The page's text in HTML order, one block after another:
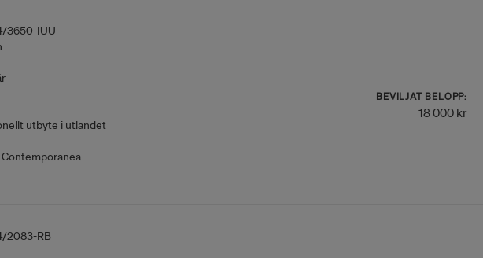
3650-IUU
utbyte i utlandet
BEVILJAT BELOPP:
18 000 kr
2083-RB